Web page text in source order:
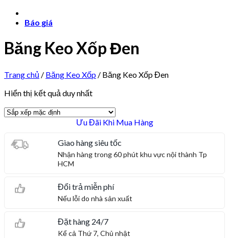
Báo giá
Băng Keo Xốp Đen
Trang chủ / Băng Keo Xốp / Băng Keo Xốp Đen
Hiển thị kết quả duy nhất
Ưu Đãi Khi Mua Hàng
Giao hàng siêu tốc
Nhận hàng trong 60 phút khu vực nội thành Tp
HCM
Đổi trả miễn phí
Nếu lỗi do nhà sản xuất
Đặt hàng 24/7
Kể cả Thứ 7, Chủ nhật